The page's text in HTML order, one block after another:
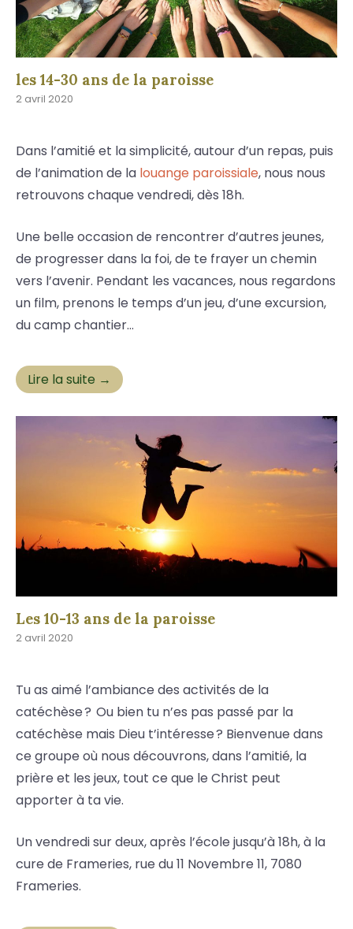
les 14-30 ans de la paroisse
2 avril 2020
Dans l’amitié et la simplicité, autour d’un repas, puis
de l’animation de la louange paroissiale, nous nous
retrouvons chaque vendredi, dès 18h.
Une belle occasion de rencontrer d’autres jeunes,
de progresser dans la foi, de te frayer un chemin
vers l’avenir. Pendant les vacances, nous regardons
un film, prenons le temps d’un jeu, d’une excursion,
du camp chantier…
Lire la suite →
Les 10-13 ans de la paroisse
2 avril 2020
Tu as aimé l’ambiance des activités de la
catéchèse ? Ou bien tu n’es pas passé par la
catéchèse mais Dieu t’intéresse ? Bienvenue dans
ce groupe où nous découvrons, dans l’amitié, la
prière et les jeux, tout ce que le Christ peut
apporter à ta vie.
Un vendredi sur deux, après l’école jusqu’à 18h, à la
cure de Frameries, rue du 11 Novembre 11, 7080
Frameries.